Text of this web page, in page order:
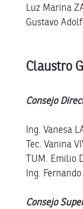
Luz Marina
Gustavo
Claustro
Consejo
Ing. Vanesa
Tec. Vanina
TUM. Emilio
Ing.
Consejo